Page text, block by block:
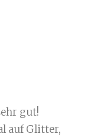
gut!
auf Glitter,